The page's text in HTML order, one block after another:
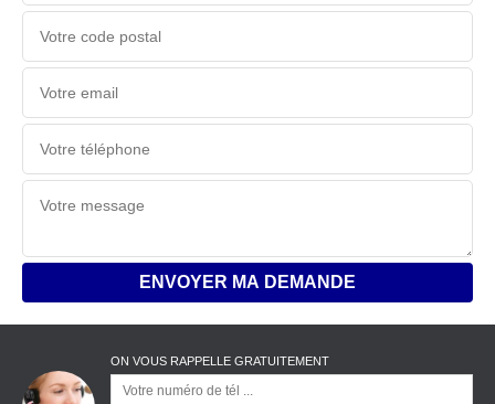
ON VOUS RAPPELLE GRATUITEMENT